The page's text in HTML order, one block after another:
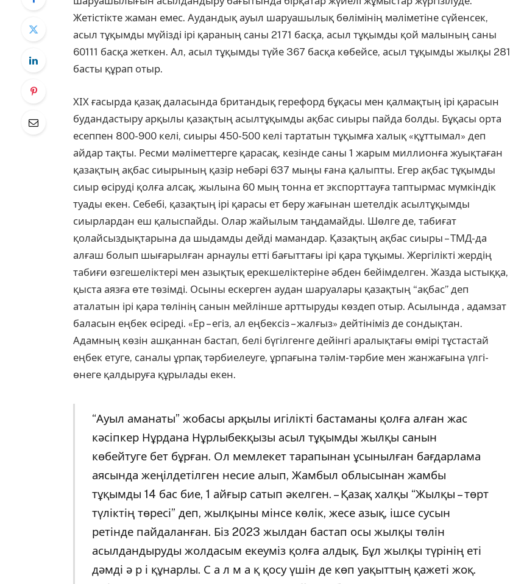
Жетістікте жаман емес. Аудандық ауыл шаруашылық бөлімінің мәліметіне сүйенсек,
асыл тұқымды мүйізді ірі қараның саны 2171 басқа, асыл тұқымды қой малының саны
60111 басқа жеткен. Ал, асыл тұқымды түйе 367 басқа көбейсе, асыл тұқымды жылқы 281
басты құрап отыр.
ХІХ ғасырда қазақ даласында британдық герефорд бұқасы мен қалмақтың ірі қарасын
будандастыру арқылы қазақтың асылтұқымды ақбас сиыры пайда болды. Бұқасы орта
есеппен 800-900 келі, сиыры 450-500 келі тартатын тұқымға халық «құттымал» деп
айдар тақты. Ресми мәліметтерге қарасақ, кезінде саны 1 жарым миллионға жуықтаған
қазақтың ақбас сиырының қазір небәрі 637 мыңы ғана қалыпты. Егер ақбас тұқымды
сиыр өсіруді қолға алсақ, жылына 60 мың тонна ет экспорттауға таптырмас мүмкіндік
туады екен. Себебі, қазақтың ірі қарасы ет беру жағынан шетелдік асылтұқымды
сиырлардан еш қалыспайды. Олар жайылым таңдамайды. Шөлге де, табиғат
қолайсыздықтарына да шыдамды дейді мамандар. Қазақтың ақбас сиыры – ТМД-да
алғаш болып шығарылған арнаулы етті бағыттағы ірі қара тұқымы. Жергілікті жердің
табиғи өзгешеліктері мен азықтық ерекшеліктеріне әбден бейімделген. Жазда ыстыққа,
қыста аязға өте төзімді. Осыны ескерген аудан шаруалары қазақтың “ақбас” деп
аталатын ірі қара төлінің санын мейлінше арттыруды көздеп отыр. Асылында , адамзат
баласын еңбек өсіреді. «Ер – егіз, ал еңбексіз – жалғыз» дейтініміз де сондықтан.
Адамның көзін ашқаннан бастап, белі бүгілгенге дейінгі аралықтағы өмірі тұстастай
еңбек етуге, саналы ұрпақ тәрбиелеуге, ұрпағына тәлім-тәрбие мен жанжағына үлгі-
өнеге қалдыруға құрылады екен.
“Ауыл аманаты” жобасы арқылы игілікті бастаманы қолға алған жас
кәсіпкер Нұрдана Нұрлыбекқызы асыл тұқымды жылқы санын
көбейтуге бет бұрған. Ол мемлекет тарапынан ұсынылған бағдарлама
аясында жеңілдетілген несие алып, Жамбыл облысынан жамбы
тұқымды 14 бас бие, 1 айғыр сатып әкелген. – Қазақ халқы “Жылқы – төрт
түліктің төресі” деп, жылқыны мінсе көлік, жесе азық, ішсе сусын
ретінде пайдаланған. Біз 2023 жылдан бастап осы жылқы төлін
асылдандыруды жолдасым екеуміз қолға алдық. Бұл жылқы түрінің еті
дәмді ә р і құнарлы. С а л м а қ қосу үшін де көп уақыттың қажеті жоқ.